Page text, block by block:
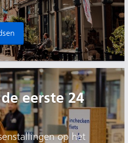
eerste 24
op het